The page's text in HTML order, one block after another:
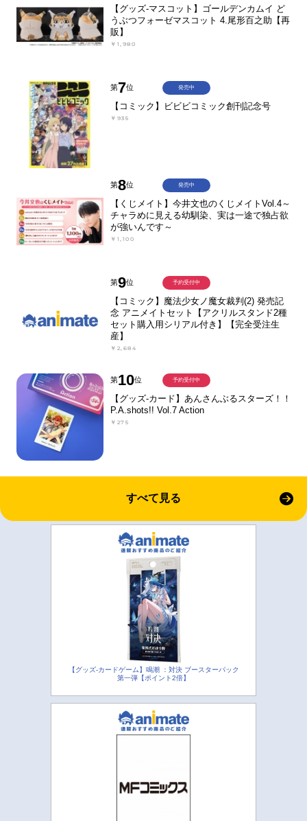
【グッズ-マスコット】ゴールデンカムイ ど
うぶつフォーゼマスコット 4.尾形百之助【再
販】
￥1,980
第7位
【コミック】ビビビコミック創刊記念号
￥935
発売中
第8位
【くじメイト】今井文也のくじメイトVol.4～
チャラめに見える幼馴染、実は一途で独占欲
が強いんです～
￥1,100
発売中
第9位
【コミック】魔法少女ノ魔女裁判(2) 発売記
念 アニメイトセット【アクリルスタンド2種
セット購入用シリアル付き】【完全受注生
産】
￥2,684
予約受付中
第10位
【グッズ-カード】あんさんぶるスターズ！！
P.A.shots!! Vol.7 Action
￥275
予約受付中
すべて見る
【グッズ-カードゲーム】鳴潮 ：対決 ブースターパック
第一弾【ポイント2倍】